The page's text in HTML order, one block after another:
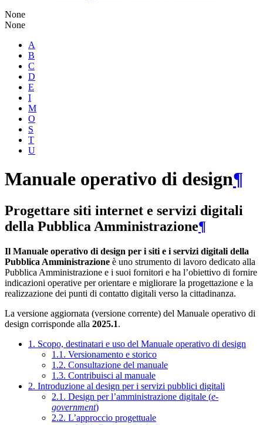
None
None
A
B
C
D
E
I
M
O
S
T
U
Manuale operativo di design¶
Progettare siti internet e servizi digitali
della Pubblica Amministrazione¶
Il Manuale operativo di design per i siti e i servizi digitali della
Pubblica Amministrazione è uno strumento di lavoro dedicato alla
Pubblica Amministrazione e i suoi fornitori e ha l’obiettivo di fornire
indicazioni operative per orientare e migliorare la progettazione e la
realizzazione dei punti di contatto digitali verso la cittadinanza.
La versione aggiornata (versione corrente) del Manuale operativo di
design corrisponde alla 2025.1.
1. Scopo, destinatari e uso del Manuale operativo di design
1.1. Versionamento e storico
1.2. Consultazione del manuale
1.3. Contribuisci al manuale
2. Introduzione al design per i servizi pubblici digitali
2.1. Design per l’amministrazione digitale (e-
government)
2.2. L’approccio progettuale